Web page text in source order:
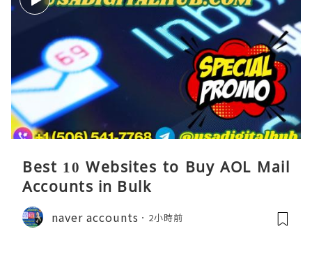
Best 10 Websites to Buy AOL Mail
Accounts in Bulk
naver accounts 2小時前